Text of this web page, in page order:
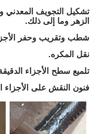
تشكيل التجويف المعدني
الزهر وما إلى ذلك.
شطب وتقريب وحفر الأجزاء
نقل المكره.
تلميع سطح الأجزاء الدقيقة.
فنون النقش على الأجزاء